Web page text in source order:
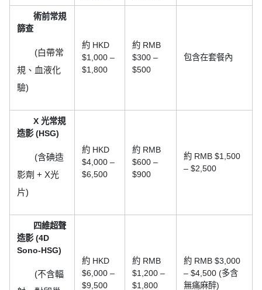
術前常規
篩查
(白帶常
規、血液化
驗)
約 HKD
$1,000 –
$1,800
約 RMB
$300 –
$500
包含在套餐內
X 光常規
造影 (HSG)
(含碘造
影劑 + X光
片)
約 HKD
$4,000 –
$6,500
約 RMB
$600 –
$900
約 RMB $1,500
– $2,500
四維超聲
造影 (4D
Sono-HSG)
(不含輻
約 HKD
$6,000 –
$9,500
約 RMB
$1,200 –
$1,800
約 RMB $3,000
– $4,500 (多含
無痛麻醉)